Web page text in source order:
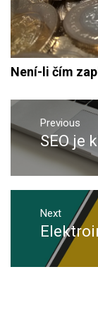
Není-li čím
Navigace
pro
příspěvek
Previous
Previous
post:
SEO je
Next
Next
post: